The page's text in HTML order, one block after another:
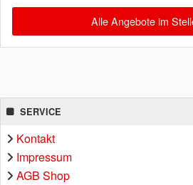
Alle Angebote im
SERVICE
Kontakt
Impressum
AGB Shop